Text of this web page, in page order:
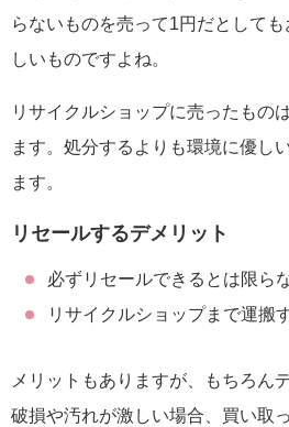
らないものを売って1円だとして
しいものですよね。
リサイクルショップに売ったもの
ます。処分するよりも環境に優し
ます。
リセールするデメリット
必ずリセールできるとは限ら
リサイクルショップまで運搬
メリットもありますが、もちろん
破損や汚れが激しい場合、買い取